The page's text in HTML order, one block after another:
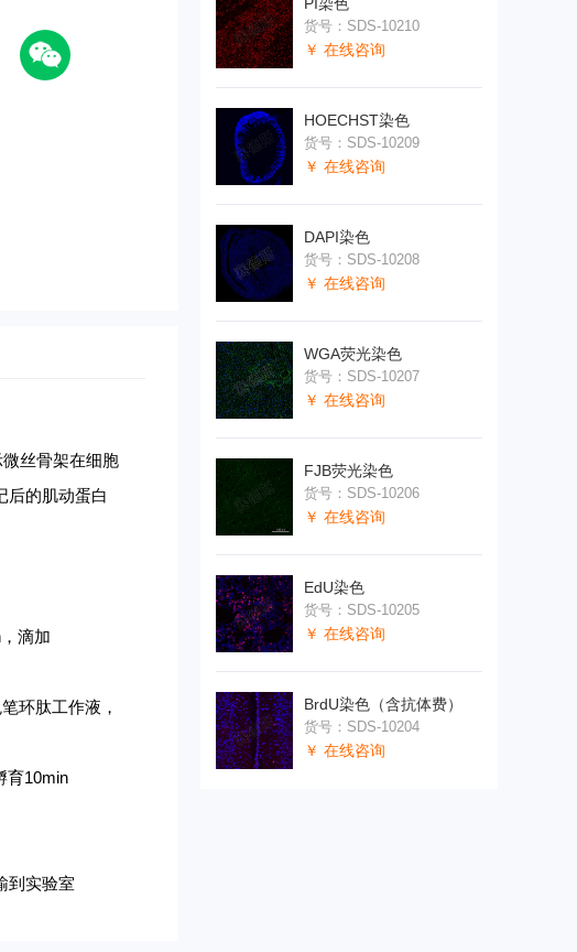
丝骨架在细胞
后的肌动蛋白
滴加
环肽工作液，
育10min
到实验室
货号：SDS-10210
￥ 在线咨询
HOECHST染色
货号：SDS-10209
￥ 在线咨询
DAPI染色
货号：SDS-10208
￥ 在线咨询
WGA荧光染色
货号：SDS-10207
￥ 在线咨询
FJB荧光染色
货号：SDS-10206
￥ 在线咨询
EdU染色
货号：SDS-10205
￥ 在线咨询
BrdU染色（含抗体费）
货号：SDS-10204
￥ 在线咨询